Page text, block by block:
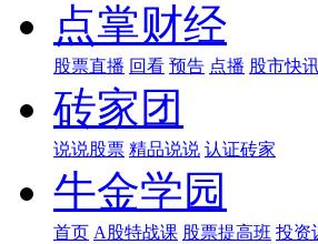
点掌财经
股票直播 回看 预告 点播 股市快
砖家团
说说股票 精品说说 认证砖家
牛金学园
首页 A股特战课 股票提高班 投资